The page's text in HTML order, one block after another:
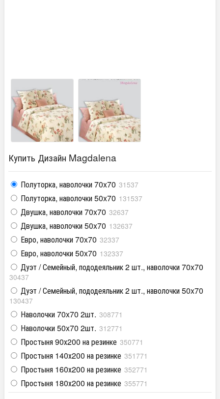
Купить Дизайн Magdalena
Полуторка, наволочки 70x70 31537
Полуторка, наволочки 50x70 131537
Двушка, наволочки 70x70 32637
Двушка, наволочки 50x70 132637
Евро, наволочки 70x70 32337
Евро, наволочки 50x70 132337
Дуэт / Семейный, пододеяльник 2 шт., наволочки 70x70
30437
Дуэт / Семейный, пододеяльник 2 шт., наволочки 50x70
130437
Наволочки 70x70 2шт. 308771
Наволочки 50x70 2шт. 312771
Простыня 90х200 на резинке 350771
Простыня 140х200 на резинке 351771
Простыня 160х200 на резинке 352771
Простыня 180х200 на резинке 355771